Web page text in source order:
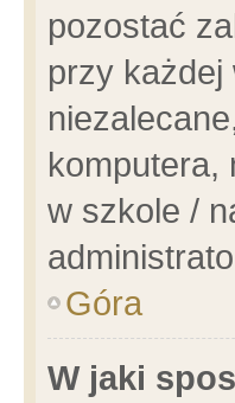
pozostać
przy każdej
komputera,
w szkole /
Góra
W jaki